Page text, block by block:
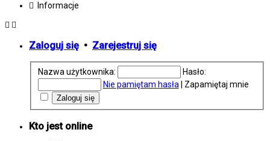
Informacje
Zaloguj się • Zarejestruj się
Nazwa użytkownika:
Hasło:
Nie pamiętam hasła
Zapamiętaj mnie
Kto jest online